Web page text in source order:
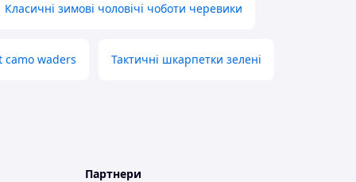
Класичні зимові чоловічі чоботи черевики
camo waders Тактичні шкарпетки зелені
Партнери